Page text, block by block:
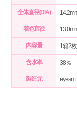
全体直径(DIA)
着色直径
内容量 1箱2
含水率 38％
製造元 eyesm